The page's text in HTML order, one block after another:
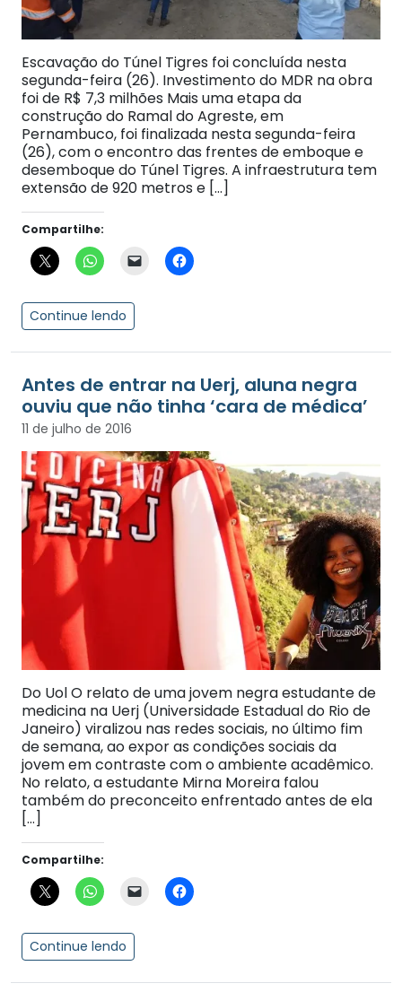
Escavação do Túnel Tigres foi concluída nesta
segunda-feira (26). Investimento do MDR na obra
foi de R$ 7,3 milhões Mais uma etapa da
construção do Ramal do Agreste, em
Pernambuco, foi finalizada nesta segunda-feira
(26), com o encontro das frentes de emboque e
desemboque do Túnel Tigres. A infraestrutura tem
extensão de 920 metros e […]
Compartilhe:
Continue lendo
Antes de entrar na Uerj, aluna negra
ouviu que não tinha ‘cara de médica’
11 de julho de 2016
Do Uol O relato de uma jovem negra estudante de
medicina na Uerj (Universidade Estadual do Rio de
Janeiro) viralizou nas redes sociais, no último fim
de semana, ao expor as condições sociais da
jovem em contraste com o ambiente acadêmico.
No relato, a estudante Mirna Moreira falou
também do preconceito enfrentado antes de ela
[…]
Compartilhe:
Continue lendo